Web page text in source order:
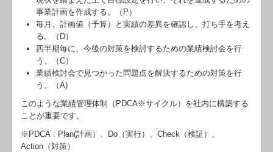
補助金・助成金・融資情報
セミナー案内
採用情報
FX4クラウド
グループ通算（有利・不利）判定
病院・診療所の皆様へ
事業計画を作成する。（P）
毎月、計画値（予算）と実績の差異を確認し、打ち手を考え
る。（D）
四半期毎に、今後の対策を検討するための業績検討会を行
う。（C）
業績検討会で見つかった問題点を解決するための対策を行
う。（A)
このような業績管理体制（PDCA※サイクル）を社内に構築する
ことが重要です。
※PDCA : Plan(計画）、Do（実行）、Check（検証）、
Action（対策）